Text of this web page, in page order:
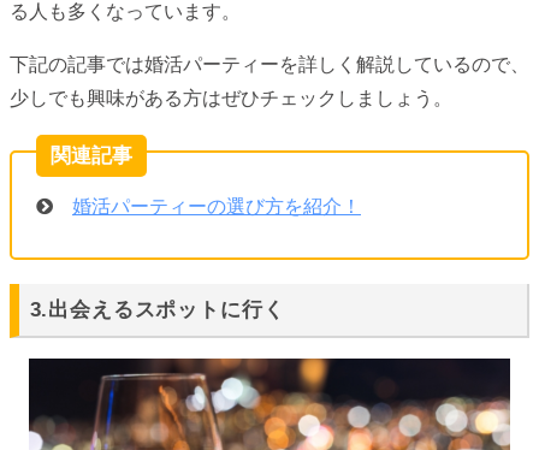
る人も多くなっています。
下記の記事では婚活パーティーを詳しく解説しているので、
少しでも興味がある方はぜひチェックしましょう。
婚活パーティーの選び方を紹介！
3.出会えるスポットに行く